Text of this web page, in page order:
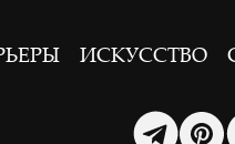
ИСКУССТВО